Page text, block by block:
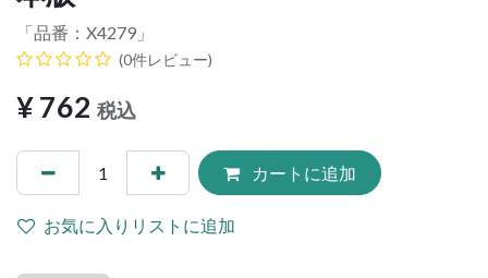
「品番： X4279 」
(0件レビュー)
¥762 税込
カートに追加
お気に入りリストに追加